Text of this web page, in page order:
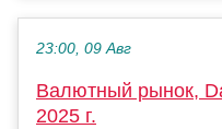
23:00, 09 Авг
Валютный рынок,
2025 г.